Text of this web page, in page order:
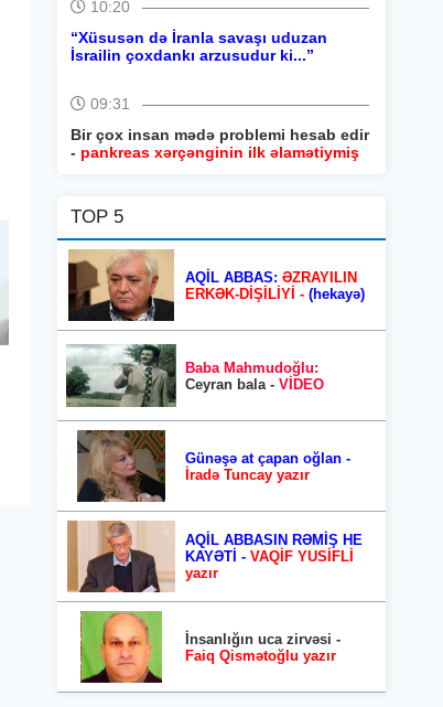
10:20
“Xüsusən də İranla savaşı uduzan
İsrailin çoxdankı arzusudur ki...”
09:31
Bir çox insan mədə problemi hesab edir
- pankreas xərçənginin ilk əlamətiymiş
TOP 5
AQİL ABBAS: ƏZRAYILIN
ERKƏK-DİŞİLİYİ - (hekayə)
Baba Mahmudoğlu:
Ceyran bala - VİDEO
Günəşə at çapan oğlan -
İradə Tuncay yazır
AQİL ABBASIN RƏMİŞ HE
KAYƏTİ - VAQİF YUSİFLİ
yazır
İnsanlığın uca zirvəsi -
Faiq Qismətoğlu yazır